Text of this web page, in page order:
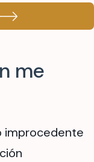
me
improcedente